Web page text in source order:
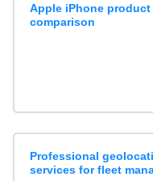
Apple iPhone
comparison
Professional
services for fleet